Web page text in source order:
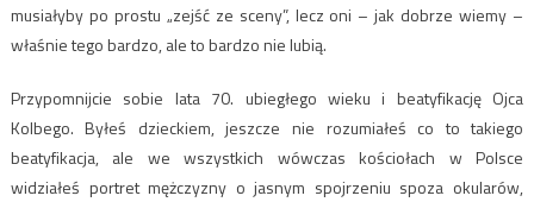
musiałyby po prostu „zejść ze sceny”, lecz oni – jak dobrze wiemy –
właśnie tego bardzo, ale to bardzo nie lubią.
Przypomnijcie sobie lata 70. ubiegłego wieku i beatyfikację Ojca
Kolbego. Byłeś dzieckiem, jeszcze nie rozumiałeś co to takiego
beatyfikacja, ale we wszystkich wówczas kościołach w Polsce
widziałeś portret mężczyzny o jasnym spojrzeniu spoza okularów,